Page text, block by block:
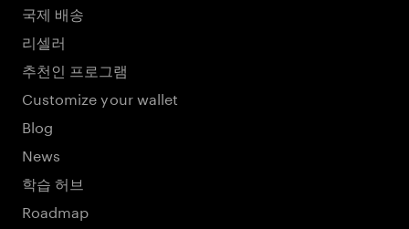
국제 배송
리셀러
추천인 프로그램
Customize your wallet
Blog
News
학습 허브
Roadmap